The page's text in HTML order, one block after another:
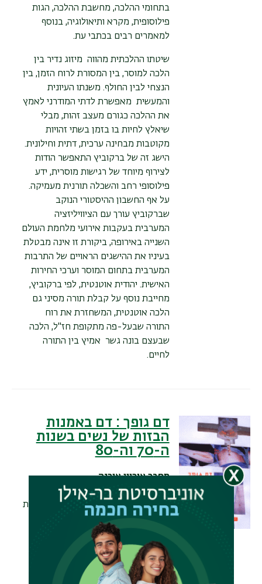
בתחומי ההלכה, מחשבת ההלכה, הגות
פילוסופית, מקרא ותיאולוגיה, בנוסף
למאמרים רבים בכתבי עת.
שיטתו ההלכתית מהווה מיזוג נדיר בין
הלכה למוסר, בין המסורת לרוח הזמן, בין
הנצחי לבין החולף. משנתו העיונית
והמעשית מאפשרת לדתי המודרני לאמץ
את ההלכה כגורם מעצב זהות, מבלי
שיאלץ לחיות בו בזמן בשתי זהויות
מקוטבות מבחינה ערכית, דתית וחילונית.
הישג זה של ברקוביץ התאפשר הודות
לצירוף מיוחד של רגישות מוסרית, ידע
פילוסופי רחב והשכלה תורנית מעמיקה.
על אף החשבון ההיסטורי הנוקב
שברקוביץ עורך עם הציוויליזציה
המערבית בעקבות אירועי מלחמת העולם
השנייה באירופה, ביקורת זו אינה מבטלת
בעיניו את ההישגים הראויים של התרבות
המערבית בתחום המוסר וערכי החירות
האישית. יהודית אוטנטית, לפי ברקוביץ,
מחייבת נוסף על קבלת תורה מסיני גם
הלכה אוטנטית, המשחזרת את רוח
התורה שבעל-פה מתקופת חז"ל, הלכה
שבעצם בונה גשר אמיץ בין התורה
לחיים.
דם גופך : דם באמנות
הבזות של נשים בשנות
ה-70 וה-80
מחבראוריין אורנה
תקציר
אורנה אורייןחוקרת בספרה המרתק את
אמניות הבזות המערביות (ג'ני הולצר,
מרינה אברמוביץ', קרולי שנימן, אורלן
הקדושה, סינדי שרמן, אנה מנדיאטה,
קיקי סמית, ג'ודי שיקגו, יאנה סטרבק
ועוד) שפרצו אל שדה האמנות בשנות